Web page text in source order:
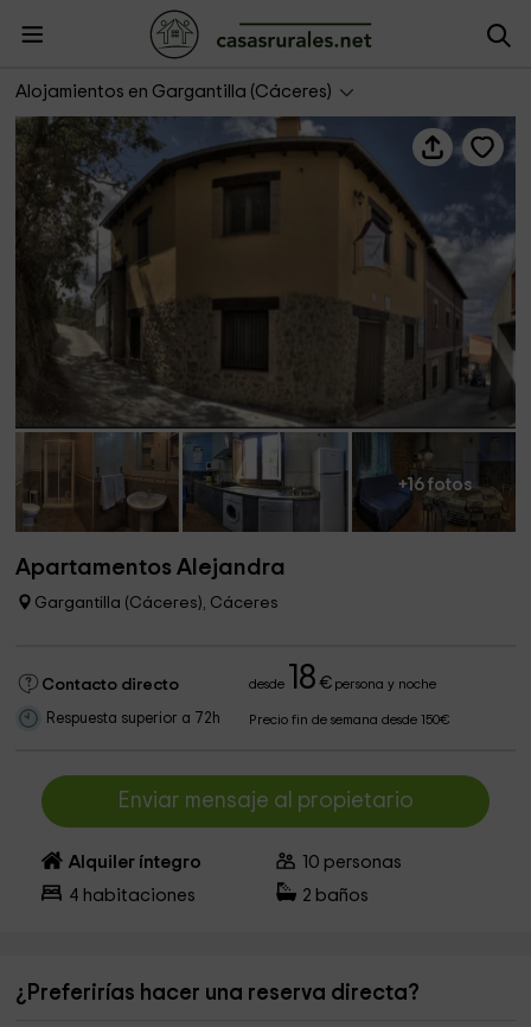
Alojamientos en Gargantilla (Cáceres)
Apartamentos Alejandra
+16 fotos
Apartamentos Alejandra
Gargantilla (Cáceres), Cáceres
Contacto directo desde 18 €persona y noche
Respuesta superior a 72h Precio fin de semana desde 150€
Enviar mensaje al propietario
Alquiler íntegro 10 personas
4 habitaciones 2 baños
¿Preferirías hacer una reserva directa?